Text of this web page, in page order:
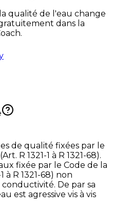
qualité de l'eau change
dans la
de qualité fixées par le
R 1321-1 à R 1321-68).
fixée par le Code de la
à R 1321-68) non
De par sa
est agressive vis à vis